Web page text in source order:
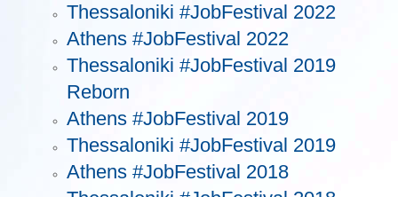
Thessaloniki #JobFestival 2022
Athens #JobFestival 2022
Thessaloniki #JobFestival 2019
Reborn
Athens #JobFestival 2019
Thessaloniki #JobFestival 2019
Athens #JobFestival 2018